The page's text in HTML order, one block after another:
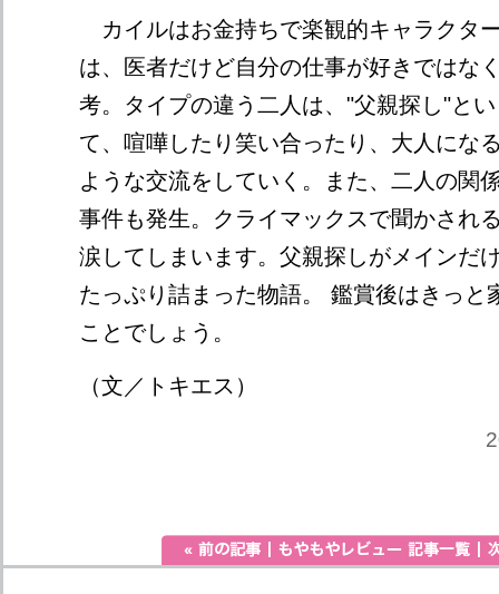
カイルはお金持ちで楽観的キャラクタ
は、医者だけど自分の仕事が好きではな
考。タイプの違う二人は、"父親探し"と
て、喧嘩したり笑い合ったり、大人にな
ような交流をしていく。また、二人の関
事件も発生。クライマックスで聞かされ
涙してしまいます。父親探しがメインだ
たっぷり詰まった物語。 鑑賞後はきっと
ことでしょう。
（文／トキエス）